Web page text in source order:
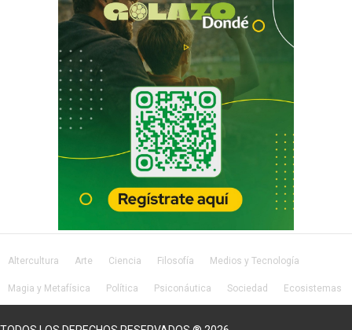
Altercultura Arte Ciencia Filosofía Medios y Tecnología
Magia y Metafísica Política Psiconáutica Sociedad Ecosistemas